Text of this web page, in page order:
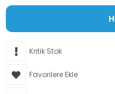
Kritik Stok
Favorilere Ekle